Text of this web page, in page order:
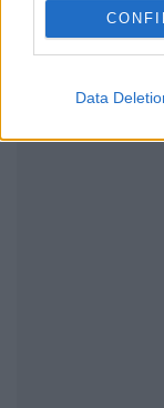
Data